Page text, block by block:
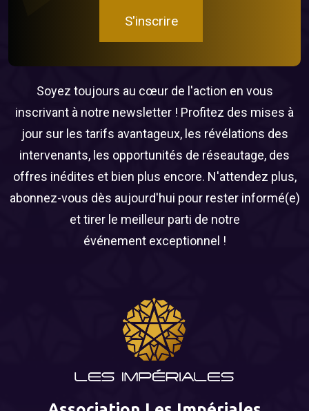
S'inscrire
Soyez toujours au cœur de l'action en vous
inscrivant à notre newsletter ! Profitez des mises à
jour sur les tarifs avantageux, les révélations des
intervenants, les opportunités de réseautage, des
offres inédites et bien plus encore. N'attendez plus,
abonnez-vous dès aujourd'hui pour rester informé(e)
et tirer le meilleur parti de notre
événement exceptionnel !